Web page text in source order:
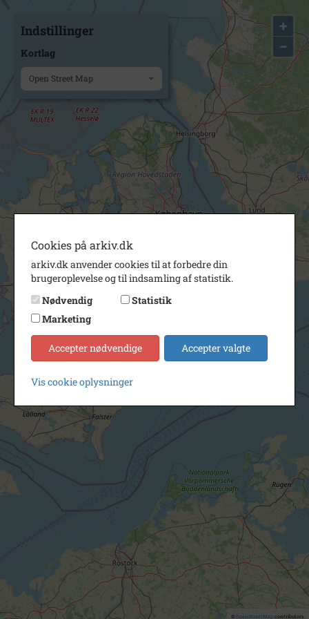
+
−
© OpenStreetMapcontributors.
Indstillinger
Kortlag
Open Street Map
Cookies på arkiv.dk
arkiv.dk anvender cookies til at forbedre din
brugeroplevelse og til indsamling af statistik.
Nødvendig
Statistik
Marketing
Accepter nødvendige Accepter valgte
Vis cookie oplysninger